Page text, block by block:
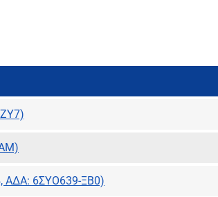
ΑΔΑ: 6ΣΥΟ639-ΞΒ0)